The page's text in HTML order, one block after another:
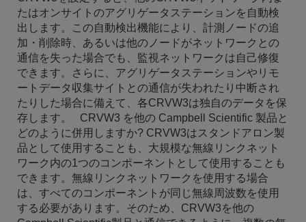
たはオンサイトのアグリゲータステーションを自動検
出します。この自動検出機能により、計測ノードの追
加・削除時、あるいは他のノードがネットワークとの
通信を失った場合でも、監視ネットワークは自己修復
できます。さらに、アグリゲータステーションやリモ
ートデータ収集サイトとの通信が失われたり中断され
たりした場合に備えて、各CRVW3は独自のデータを保
存します。 CRVW3 を他の Campbell Scientific 製品と
どのように併用しますか? CRVW3はスタンドアロン製
品として使用することも、大規模な無線リンクネット
ワーク内の1つのコンポーネントとして使用することも
できます。無線リンクネットワークを使用する場合
は、すべてのコンポーネントが同じ無線周波数を使用
する必要があります。そのため、CRVW3を他の